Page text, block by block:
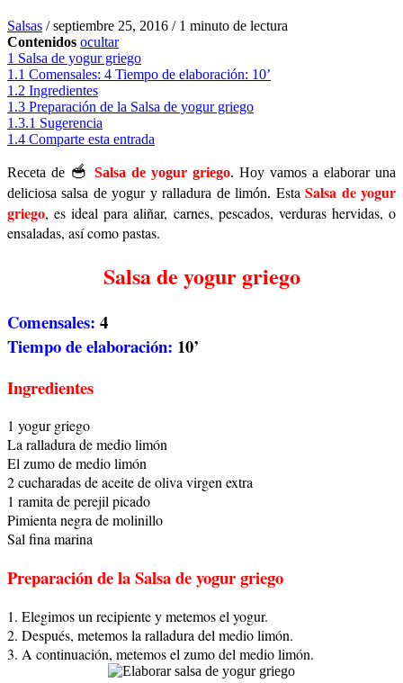
Salsas /septiembre 25, 2016 / 1 minuto de lectura
Contenidos ocultar
1 Salsa de yogur griego
1.1 Comensales: 4 Tiempo de elaboración: 10’
1.2 Ingredientes
1.3 Preparación de la Salsa de yogur griego
1.3.1 Sugerencia
1.4 Comparte esta entrada
Receta de 🥣 Salsa de yogur griego. Hoy vamos a elaborar una
deliciosa salsa de yogur y ralladura de limón. EstaSalsa de yogur
griego, es ideal para aliñar, carnes, pescados, verduras hervidas, o
ensaladas, así como pastas.
Salsa de yogur griego
Comensales: 4
Tiempo de elaboración: 10’
Ingredientes
1 yogur griego
La ralladura de medio limón
El zumo de medio limón
2 cucharadas de aceite de oliva virgen extra
1 ramita de perejil picado
Pimienta negra de molinillo
Sal fina marina
Preparación de laSalsa de yogur griego
1. Elegimos un recipiente y metemos el yogur.
2. Después, metemos la ralladura del medio limón.
3. A continuación, metemos el zumo del medio limón.